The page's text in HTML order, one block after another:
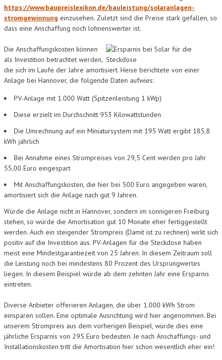
https://www.baupreislexikon.de/bauleistung/solaranlagen-
stromgewinnung einzusehen. Zuletzt sind die Preise stark gefallen, so
dass eine Anschaffung noch lohnenswerter ist.
Die Anschaffungskosten können
als Investition betrachtet werden,
die sich im Laufe der Jahre amortisiert. Heise berichtete von einer
Anlage bei Hannover, die folgende Daten aufwies:
PV-Anlage mit 1.000 Watt (Spitzenleistung 1 kWp)
Diese erzielt im Durchschnitt 953 Kilowattstunden
Die Umrechnung auf ein Miniatursystem mit 195 Watt ergibt 185,8
kWh jährlich
Bei Annahme eines Strompreises von 29,5 Cent werden pro Jahr
55,00 Euro eingespart
Mit Anschaffungskosten, die hier bei 500 Euro angegeben waren,
amortisiert sich die Anlage nach gut 9 Jahren.
Würde die Anlage nicht in Hannover, sondern im sonnigeren Freiburg
stehen, so würde die Amortisation gut 10 Monate eher fertiggestellt
werden. Auch ein steigender Strompreis (Damit ist zu rechnen) wirkt sich
positiv auf die Investition aus. PV-Anlagen für die Steckdose haben
meist eine Mindestgarantiezeit von 25 Jahren. In diesem Zeitraum soll
die Leistung noch bei mindestens 80 Prozent des Ursprungwertes
liegen. In diesem Beispiel würde ab dem zehnten Jahr eine Ersparnis
eintreten.
Diverse Anbieter offerieren Anlagen, die über 1.000 kWh Strom
einsparen sollen. Eine optimale Ausrichtung wird hier angenommen. Bei
unserem Strompreis aus dem vorherigen Beispiel, würde dies eine
jährliche Ersparnis von 295 Euro bedeuten. Je nach Anschaffungs- und
Installationskosten tritt die Amortisation hier schon wesentlich eher ein!